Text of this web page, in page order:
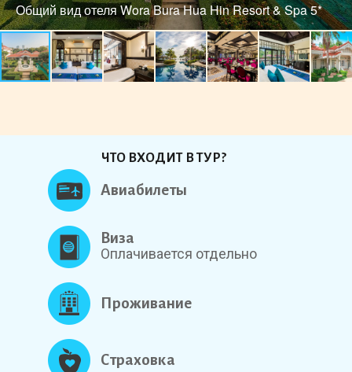
Общий вид отеля Wora Bura Hua Hin Resort & Spa 5*
ЧТО ВХОДИТ В ТУР?
Авиабилеты
Виза
Оплачивается отдельно
Проживание
Страховка